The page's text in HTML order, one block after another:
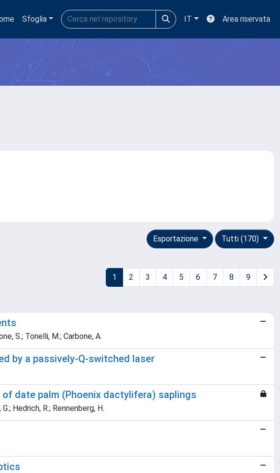
Sfoglia IT Area riservata
Tutti (170)
Esportazione
1 2 3 4 5 6 7 8 9
S.; Tonelli, M.; Carbone, A.
by a passively-Q-switched laser
date palm (Phoenix dactylifera) saplings
Hedrich, R.; Rennenberg, H.